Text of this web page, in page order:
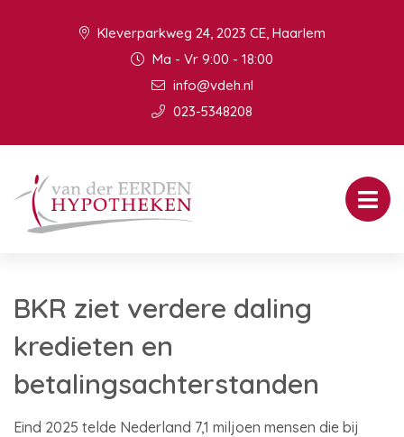
Kleverparkweg 24, 2023 CE, Haarlem
Ma - Vr 9:00 - 18:00
info@vdeh.nl
023-5348208
BKR ziet verdere daling
kredieten en
betalingsachterstanden
Eind 2025 telde Nederland 7,1 miljoen mensen die bij